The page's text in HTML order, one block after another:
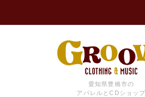
愛知県豊橋市の
アパレルとCDショップ